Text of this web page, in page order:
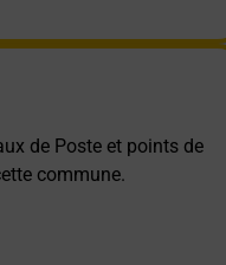
de Poste et points de
commune.